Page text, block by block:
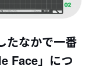
たなかで一番
Face」につ